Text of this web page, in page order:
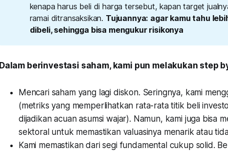
kenapa harus beli di harga tersebut, kapan target
ramai ditransaksikan. Tujuannya: agar kamu tahu
dibeli, sehingga bisa mengukur risikonya
Dalam berinvestasi saham, kami pun melakukan step
Mencari saham yang lagi diskon. Seringnya, kami
(metriks yang memperlihatkan rata-rata titik beli
dijadikan acuan asumsi wajar). Namun, kami juga bisa
sektoral untuk memastikan valuasinya menarik atau
Kami memastikan dari segi fundamental cukup solid.